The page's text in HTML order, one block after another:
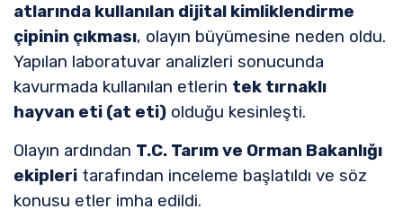
atlarında kullanılan dijital kimliklendirme
çipinin çıkması, olayın büyümesine neden oldu.
Yapılan laboratuvar analizleri sonucunda
kavurmada kullanılan etlerin tek tırnaklı
hayvan eti (at eti) olduğu kesinleşti.
Olayın ardından T.C. Tarım ve Orman Bakanlığı
ekipleri tarafından inceleme başlatıldı ve söz
konusu etler imha edildi.